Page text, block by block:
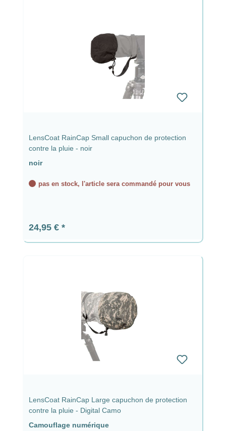
LensCoat RainCap Small capuchon de protection
contre la pluie - noir
noir
pas en stock, l'article sera commandé pour vous
Prix régulier :
24,95 €
LensCoat RainCap Large capuchon de protection
contre la pluie - Digital Camo
Camouflage numérique